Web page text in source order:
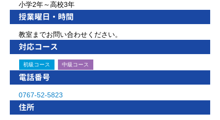
小学2年～高校3年
授業曜日・時間
教室までお問い合わせください。
対応コース
初級コース 中級コース
電話番号
0767-52-5823
住所